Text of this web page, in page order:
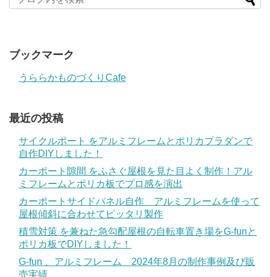
ブックマーク
うららかものづくりCafe
最近の投稿
サイクルポート をアルミフレームとポリカプラダンで
自作DIYしました！
カーポート隙間 をふさぐ屋根を見た目よく制作！アル
ミフレームとポリカ板でプロ感を演出
カーポートサイドパネル自作 アルミフレームを使って
屋根傾斜に合わせてピッタリ製作
積雪対策 を兼ねた急勾配屋根の自転車置き場をG-funと
ポリカ板でDIYしました！
G-fun 、アルミフレーム 2024年8月の制作事例及び販
売実績